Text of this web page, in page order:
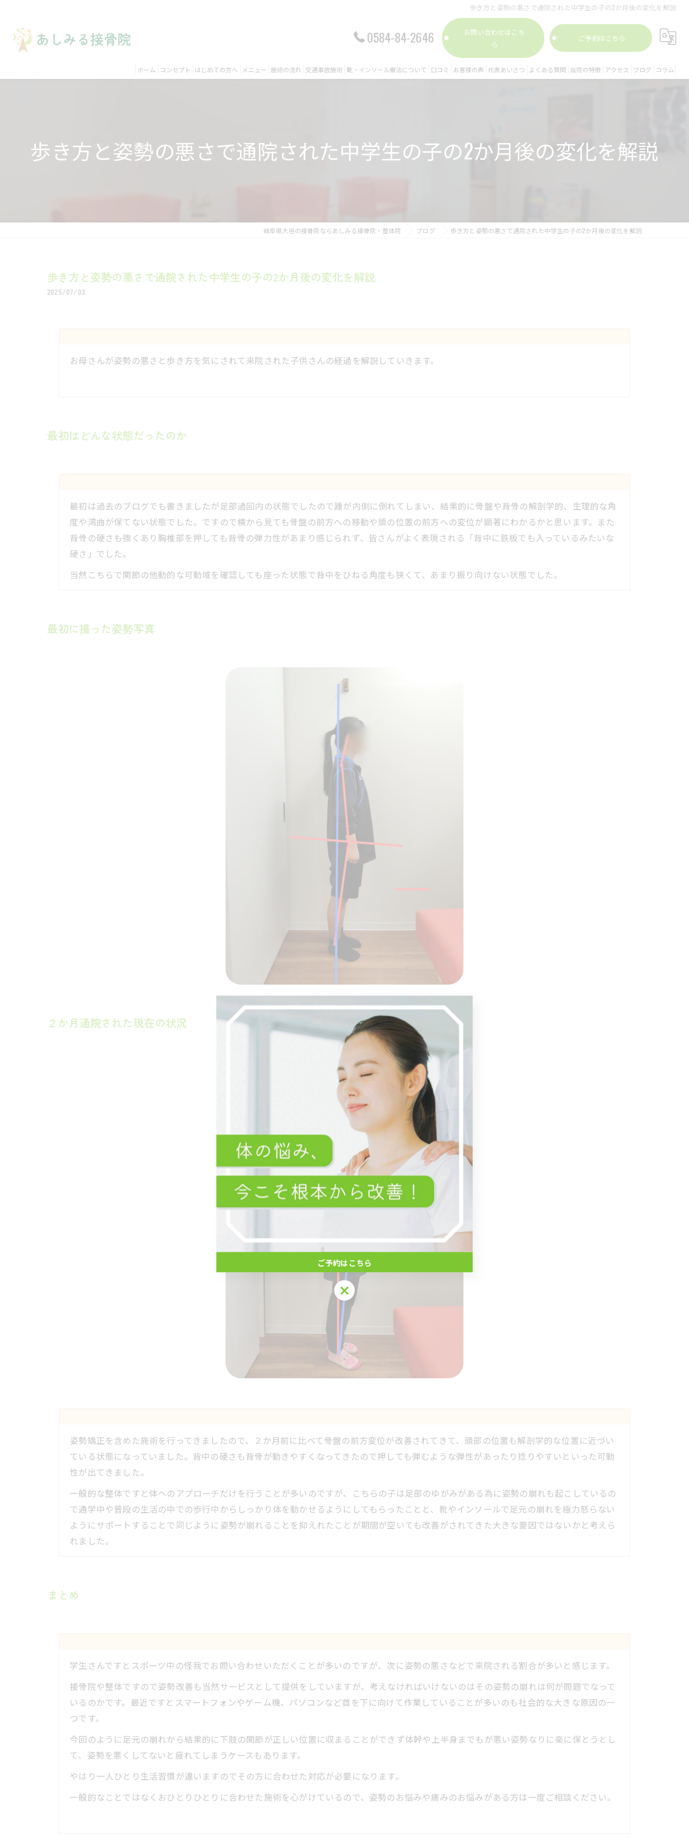
歩き方と姿勢の悪さで通院された中学生の子の2か月後の変化を解説
0584-84-2646
お問い合わせはこち
ら
ご予約はこちら
ホーム コンセプト はじめての方へ メニュー 施術の流れ 交通事故施術 靴・インソール療法について 口コミ お客様の声 代表あいさつ よくある質問 当院の特徴
姿勢矯正
アクセス ブログ コラム
歩き方と姿勢の悪さで通院された中学生の子の2か月後の変化を解説
岐阜県大垣の接骨院ならあしみる接骨院・整体院 ブログ 歩き方と姿勢の悪さで通院された中学生の子の2か月後の変化を解説
歩き方と姿勢の悪さで通院された中学生の子の2か月後の変化を解説
2025/07/03
お母さんが姿勢の悪さと歩き方を気にされて来院された子供さんの経過を解説していきます。
最初はどんな状態だったのか
最初は過去のブログでも書きましたが足部過回内の状態でしたので踵が内側に倒れてしまい、結果的に骨盤や背骨の解剖学的、生理的な角
度や湾曲が保てない状態でした。ですので横から見ても骨盤の前方への移動や頭の位置の前方への変位が顕著にわかるかと思います。また
背骨の硬さも強くあり胸椎部を押しても背骨の弾力性があまり感じられず、皆さんがよく表現される「背中に鉄板でも入っているみたいな
硬さ」でした。
当然こちらで関節の他動的な可動域を確認しても座った状態で背中をひねる角度も狭くて、あまり振り向けない状態でした。
最初に撮った姿勢写真
２か月通院された現在の状況
姿勢矯正を含めた施術を行ってきましたので、２か月前に比べて骨盤の前方変位が改善されてきて、頭部の位置も解剖学的な位置に近づい
ている状態になっていました。背中の硬さも背骨が動きやすくなってきたので押しても弾むような弾性があったり捻りやすいといった可動
性が出てきました。
一般的な整体ですと体へのアプローチだけを行うことが多いのですが、こちらの子は足部のゆがみがある為に姿勢の崩れも起こしているの
で通学中や普段の生活の中での歩行中からしっかり体を動かせるようにしてもらったことと、靴やインソールで足元の崩れを極力怒らない
ようにサポートすることで同じように姿勢が崩れることを抑えれたことが期間が空いても改善がされてきた大きな要因ではないかと考えら
れました。
まとめ
学生さんですとスポーツ中の怪我でお問い合わせいただくことが多いのですが、次に姿勢の悪さなどで来院される割合が多いと感じます。
接骨院や整体ですので姿勢改善も当然サービスとして提供をしていますが、考えなければいけないのはその姿勢の崩れは何が問題でなって
いるのかです。最近ですとスマートフォンやゲーム機、パソコンなど首を下に向けて作業していることが多いのも社会的な大きな原因の一
つです。
今回のように足元の崩れから結果的に下肢の関節が正しい位置に収まることができず体幹や上半身までもが悪い姿勢なりに楽に保とうとし
て、姿勢を悪くしてないと疲れてしまうケースもあります。
やはり一人ひとり生活習慣が違いますのでその方に合わせた対応が必要になります。
一般的なことではなくおひとりひとりに合わせた施術を心がけているので、姿勢のお悩みや痛みのお悩みがある方は一度ご相談ください。
ご予約はこちら
ご予約はこちら